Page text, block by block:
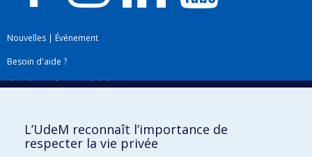
Nouvelles | Événement
Besoin d'aide ?
Plan du site|Accessibilité
L’UdeM reconnaît l’importance de
respecter la vie privée